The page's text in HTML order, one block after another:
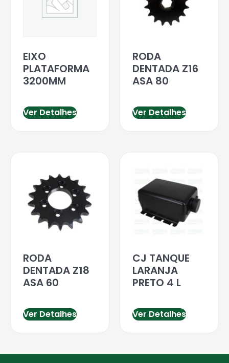
EIXO
PLATAFORMA
3200MM
Ver Detalhes
RODA
DENTADA Z16
ASA 80
Ver Detalhes
RODA
DENTADA Z18
ASA 60
Ver Detalhes
CJ TANQUE
LARANJA
PRETO 4 L
Ver Detalhes